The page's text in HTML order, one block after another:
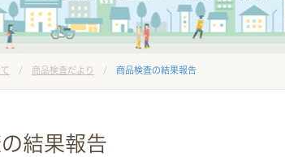
/ 商品検査だより / 商品検査の結果報告
結果報告